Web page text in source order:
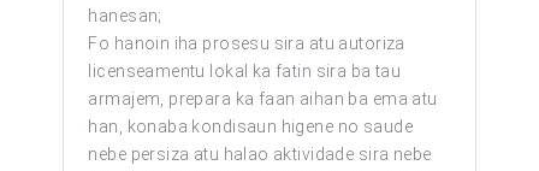
hanesan;
Fo hanoin iha prosesu sira atu autoriza
licenseamentu lokal ka fatin sira ba tau
armajem, prepara ka faan aihan ba ema atu
han, konaba kondisaun higene no saude
nebe persiza atu halao aktividade sira nebe